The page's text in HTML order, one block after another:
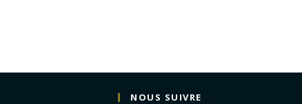
NOUS SUIVRE